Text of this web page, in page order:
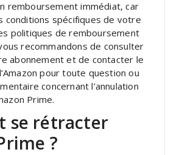
remboursement immédiat, car
conditions spécifiques de votre
politiques de remboursement
recommandons de consulter
abonnement et de contacter le
pour toute question ou
concernant l’annulation
Prime.
se rétracter
?